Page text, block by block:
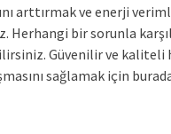
arttırmak ve enerji
Herhangi bir sorunla
Güvenilir ve
sağlamak için